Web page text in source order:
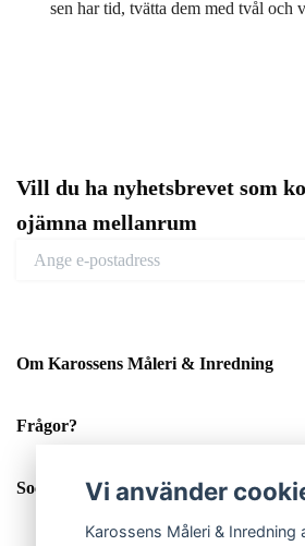
sen har tid, tvätta dem med tvål och
Vill du ha nyhetsbrevet som
ojämna mellanrum
Om Karossens Måleri & Inredning
Frågor?
Sociala medierVi använder
Karossens Måleri & Inredning